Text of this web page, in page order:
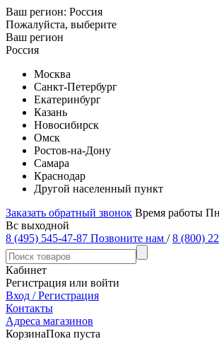
Ваш регион: Россия
Пожалуйста, выберите
Ваш регион
Россия
Москва
Санкт-Петербург
Екатеринбург
Казань
Новосибирск
Омск
Ростов-на-Дону
Самара
Краснодар
Другой населенный пункт
Заказать обратный звонок Время работы
Вс выходной
8 (495) 545-47-87 Позвоните нам / 8 (800)
Кабинет
Регистрация или войти
Вход / Регистрация
Контакты
Адреса магазинов
КорзинаПока пуста